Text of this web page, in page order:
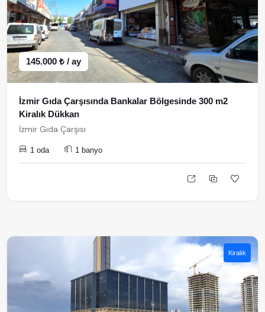
145.000 ₺ / ay
İzmir Gıda Çarşısında Bankalar Bölgesinde 300 m2
Kiralık Dükkan
İzmir Gıda Çarşısı
1 oda 1 banyo
Kiralık